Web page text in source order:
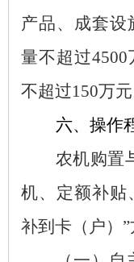
产品、成套设
量不超过
不超过150万元
六、操作
农机购置
机、定额补贴
补到卡（户）”